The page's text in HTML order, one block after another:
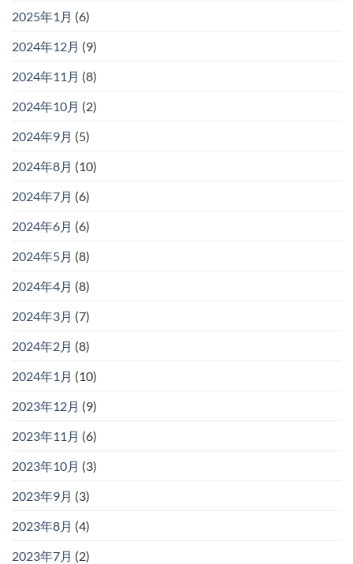
2025年1月 (6)
2024年12月 (9)
2024年11月 (8)
2024年10月 (2)
2024年9月 (5)
2024年8月 (10)
2024年7月 (6)
2024年6月 (6)
2024年5月 (8)
2024年4月 (8)
2024年3月 (7)
2024年2月 (8)
2024年1月 (10)
2023年12月 (9)
2023年11月 (6)
2023年10月 (3)
2023年9月 (3)
2023年8月 (4)
2023年7月 (2)